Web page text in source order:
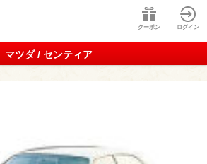
クーポン ログイン
マツダ / センティア